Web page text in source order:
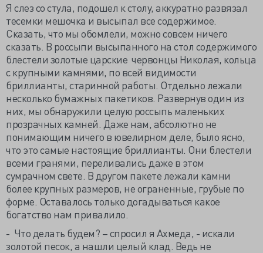
Я слез со стула, подошел к столу, аккуратно развязал
тесемки мешочка и высыпал все содержимое.
Сказать, что мы обомлели, можно совсем ничего
сказать. В россыпи высыпанного на стол содержимого
блестели золотые царские червонцы Николая, кольца
с крупными камнями, по всей видимости
бриллианты, старинной работы. Отдельно лежали
несколько бумажных пакетиков. Развернув один из
них, мы обнаружили целую россыпь маленьких
прозрачных камней. Даже нам, абсолютно не
понимающим ничего в ювелирном деле, было ясно,
что это самые настоящие бриллианты. Они блестели
всеми гранями, переливались даже в этом
сумрачном свете. В другом пакете лежали камни
более крупных размеров, не ограненные, грубые по
форме. Оставалось только догадываться какое
богатство нам привалило.
- Что делать будем? – спросил я Ахмеда, - искали
золотой песок, а нашли целый клад. Ведь не